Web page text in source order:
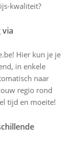
kwaliteit?
via
Hier kun je je
in enkele
naar
regio rond
tijd en moeite!